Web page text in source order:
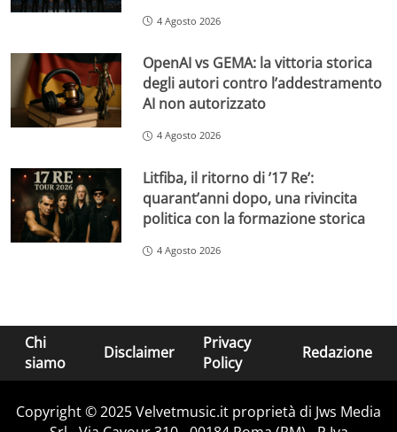
4 Agosto 2026
OpenAI vs GEMA: la vittoria storica
degli autori contro l’addestramento
AI non autorizzato
4 Agosto 2026
Litfiba, il ritorno di ’17 Re’:
quarant’anni dopo, una rivincita
politica con la formazione storica
4 Agosto 2026
Chi
siamo
Disclaimer
Privacy
Policy
Redazione
Copyright © 2025 Velvetmusic.it proprietà di Jws Media